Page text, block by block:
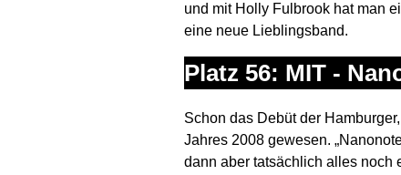
und mit Holly Fulbrook hat man
eine neue Lieblingsband.
Platz 56: MIT -
Schon das Debüt der
Jahres 2008 gewesen.
dann aber tatsächlich alles noch